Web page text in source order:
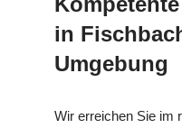
in
Umgebung
Wir erreichen Sie im